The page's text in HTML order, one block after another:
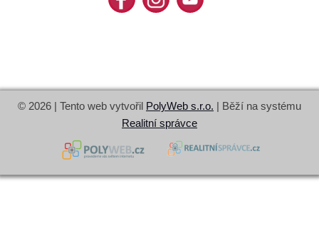
© 2026 | Tento web vytvořil PolyWeb s.r.o. | Běží na systému
Realitní správce